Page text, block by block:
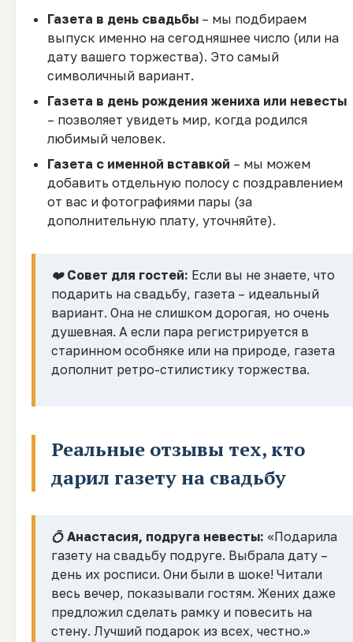
Газета в день свадьбы – мы подбираем
выпуск именно на сегодняшнее число (или на
дату вашего торжества). Это самый
символичный вариант.
Газета в день рождения жениха или невесты
– позволяет увидеть мир, когда родился
любимый человек.
Газета с именной вставкой – мы можем
добавить отдельную полосу с поздравлением
от вас и фотографиями пары (за
дополнительную плату, уточняйте).
❤️ Совет для гостей: Если вы не знаете, что
подарить на свадьбу, газета – идеальный
вариант. Она не слишком дорогая, но очень
душевная. А если пара регистрируется в
старинном особняке или на природе, газета
дополнит ретро-стилистику торжества.
Реальные отзывы тех, кто
дарил газету на свадьбу
💍 Анастасия, подруга невесты: «Подарила
газету на свадьбу подруге. Выбрала дату –
день их росписи. Они были в шоке! Читали
весь вечер, показывали гостям. Жених даже
предложил сделать рамку и повесить на
стену. Лучший подарок из всех, честно.»